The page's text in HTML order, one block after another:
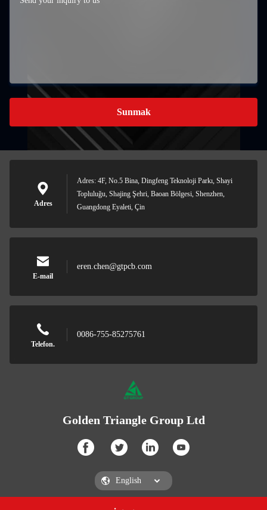
Sunmak
Adres
Adres: 4F, No.5 Bina, Dingfeng Teknoloji Parkı, Shayi
Topluluğu, Shajing Şehri, Baoan Bölgesi, Shenzhen,
Guangdong Eyaleti, Çin
E-mail
eren.chen@gtpcb.com
Telefon.
0086-755-85275761
Golden Triangle Group Ltd